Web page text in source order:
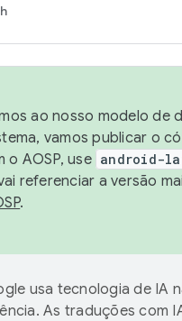
ao nosso modelo
vamos publicar o
o AOSP, use android-
referenciar a versão
.
usa tecnologia de IA
As traduções com